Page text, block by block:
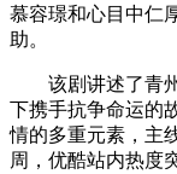
慕容璟和心目中仁
助。
该剧讲述了青州
下携手抗争命运的
情的多重元素，主
周，优酷站内热度